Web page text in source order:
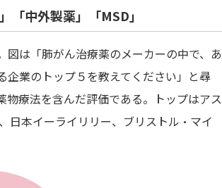
「中外製薬」「MSD」
は「肺がん治療薬のメーカーの中で、あ
企業のトップ５を教えてください」と尋
療法を含んだ評価である。トップはアス
日本イーライリリー、ブリストル・マイ